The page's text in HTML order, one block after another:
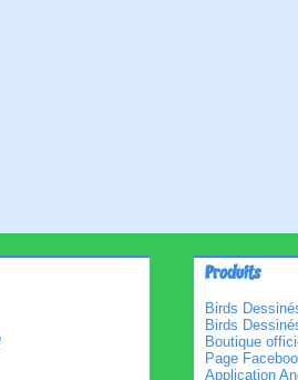
Produits
Birds
Birds
Boutique
Page
Application